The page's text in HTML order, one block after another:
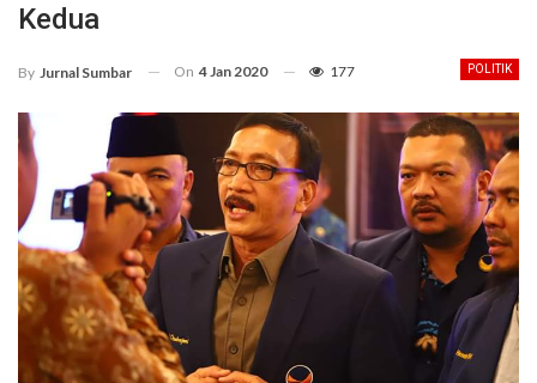
Kedua
POLITIK
By Jurnal Sumbar On 4 Jan 2020 177